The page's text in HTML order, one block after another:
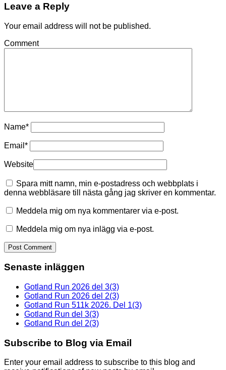
Leave a Reply
Your email address will not be published.
Comment
Name*
Email *
Website
Spara mitt namn, min e-postadress och webbplats i
denna webbläsare till nästa gång jag skriver en kommentar.
Meddela mig om nya kommentarer via e-post.
Meddela mig om nya inlägg via e-post.
Senaste inläggen
Gotland Run 2026 del 3(3)
Gotland Run 2026 del 2(3)
Gotland Run 511k 2026. Del 1(3)
Gotland Run del 3(3)
Gotland Run del 2(3)
Subscribe to Blog via Email
Enter your email address to subscribe to this blog and